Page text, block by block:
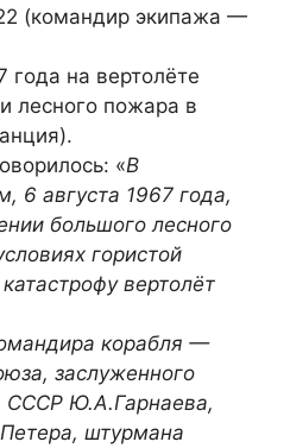
(командир экипажа —
года на вертолёте
лесного пожара в
«В
6 августа 1967 года,
большого лесного
гористой
вертолёт
корабля —
заслуженного
СССР Ю.А.Гарнаева,
штурмана